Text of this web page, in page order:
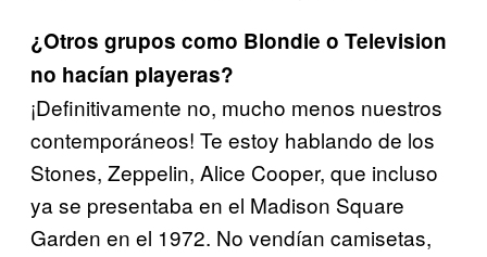
¿Otros grupos como Blondie o Television
no hacían playeras?
¡Definitivamente no, mucho menos nuestros
contemporáneos! Te estoy hablando de los
Stones, Zeppelin, Alice Cooper, que incluso
ya se presentaba en el Madison Square
Garden en el 1972. No vendían camisetas,